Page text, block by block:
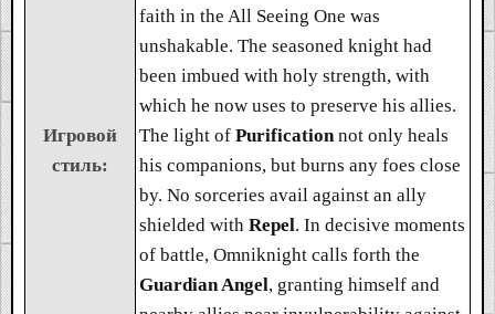
Игровой
стиль:
faith in the All Seeing One was
unshakable. The seasoned knight had
been imbued with holy strength, with
which he now uses to preserve his allies.
The light of Purification not only heals
his companions, but burns any foes close
by. No sorceries avail against an ally
shielded with Repel. In decisive moments
of battle, Omniknight calls forth the
Guardian Angel, granting himself and